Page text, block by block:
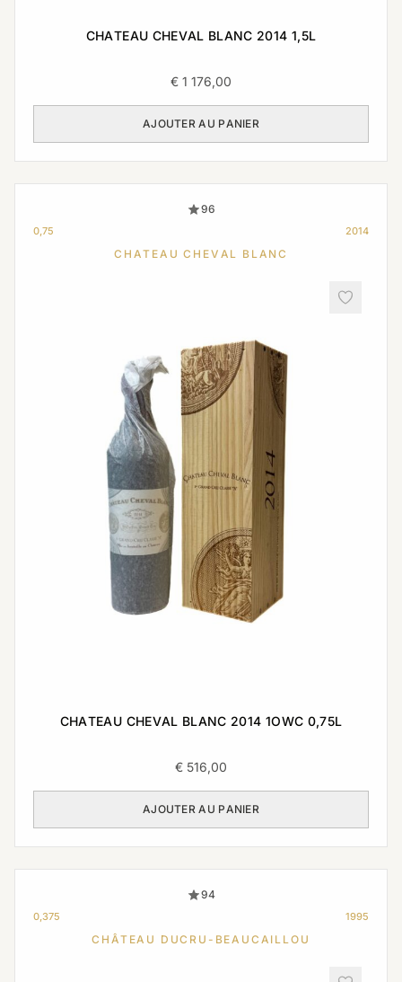
CHATEAU CHEVAL BLANC 2014 1,5L
€ 1 176,00
AJOUTER AU PANIER
96
0,75 2014
CHATEAU CHEVAL BLANC
CHATEAU CHEVAL BLANC 2014 1OWC 0,75L
€ 516,00
AJOUTER AU PANIER
94
0,375 1995
CHÂTEAU DUCRU-BEAUCAILLOU